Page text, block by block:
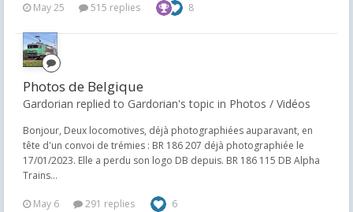
May 25 515 replies 8
Photos de Belgique
Gardorian replied to Gardorian's topic in Photos / Vidéos
Bonjour, Deux locomotives, déjà photographiées auparavant, en
tête d'un convoi de trémies : BR 186 207 déjà photographiée le
17/01/2023. Elle a perdu son logo DB depuis. BR 186 115 DB Alpha
Trains...
May 6 291 replies 6